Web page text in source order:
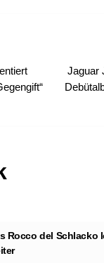
Jaguar
Rocco del Schlacko